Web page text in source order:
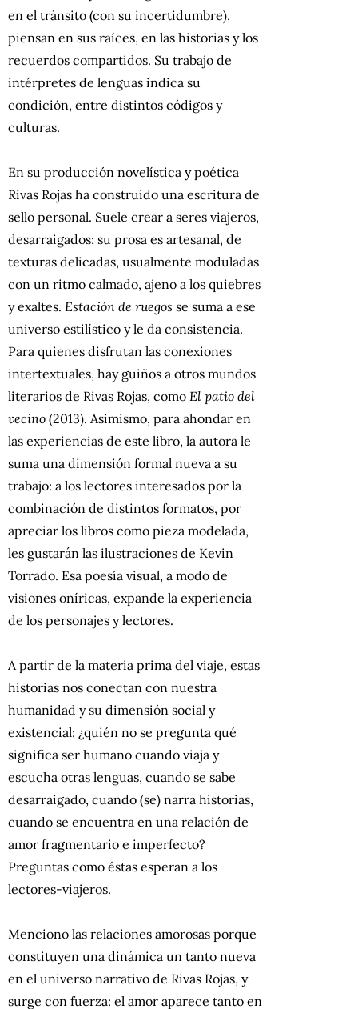
en el tránsito (con su incertidumbre),
piensan en sus raíces, en las historias y los
recuerdos compartidos. Su trabajo de
intérpretes de lenguas indica su
condición, entre distintos códigos y
culturas.
En su producción novelística y poética
Rivas Rojas ha construido una escritura de
sello personal. Suele crear a seres viajeros,
desarraigados; su prosa es artesanal, de
texturas delicadas, usualmente moduladas
con un ritmo calmado, ajeno a los quiebres
y exaltes. Estación de ruegos se suma a ese
universo estilístico y le da consistencia.
Para quienes disfrutan las conexiones
intertextuales, hay guiños a otros mundos
literarios de Rivas Rojas, como El patio del
vecino (2013). Asimismo, para ahondar en
las experiencias de este libro, la autora le
suma una dimensión formal nueva a su
trabajo: a los lectores interesados por la
combinación de distintos formatos, por
apreciar los libros como pieza modelada,
les gustarán las ilustraciones de Kevin
Torrado. Esa poesía visual, a modo de
visiones oníricas, expande la experiencia
de los personajes y lectores.
A partir de la materia prima del viaje, estas
historias nos conectan con nuestra
humanidad y su dimensión social y
existencial: ¿quién no se pregunta qué
significa ser humano cuando viaja y
escucha otras lenguas, cuando se sabe
desarraigado, cuando (se) narra historias,
cuando se encuentra en una relación de
amor fragmentario e imperfecto?
Preguntas como éstas esperan a los
lectores-viajeros.
Menciono las relaciones amorosas porque
constituyen una dinámica un tanto nueva
en el universo narrativo de Rivas Rojas, y
surge con fuerza: el amor aparece tanto en